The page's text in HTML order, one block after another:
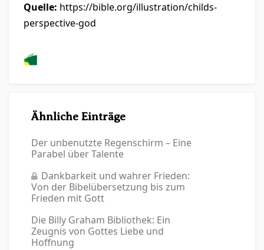
Quelle: https://bible.org/illustration/childs-
perspective-god
Ähnliche Einträge
Der unbenutzte Regenschirm – Eine
Parabel über Talente
Dankbarkeit und wahrer Frieden:
Von der Bibelübersetzung bis zum
Frieden mit Gott
Die Billy Graham Bibliothek: Ein
Zeugnis von Gottes Liebe und
Hoffnung